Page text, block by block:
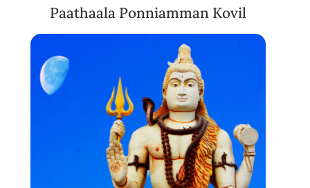
Paathaala Ponniamman Kovil